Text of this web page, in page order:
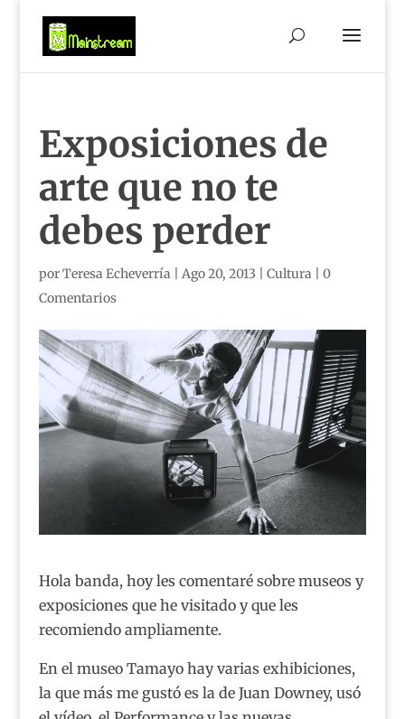
Exposiciones de
arte que no te
debes perder
porTeresa Echeverría Ago 20, 2013 Cultura
0
Comentarios
Hola banda, hoy les comentaré sobre museos y
exposiciones que he visitado y que les
recomiendo ampliamente.
En el museo Tamayo hay varias exhibiciones,
la que más me gustó es la de Juan Downey, usó